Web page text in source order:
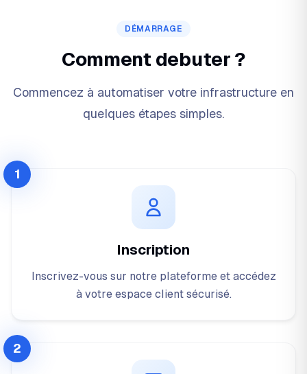
DÉMARRAGE
Comment debuter ?
Commencez à automatiser votre infrastructure en
quelques étapes simples.
1
Inscription
Inscrivez-vous sur notre plateforme et accédez
à votre espace client sécurisé.
2